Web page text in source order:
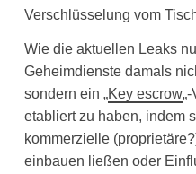
Verschlüsselung vom
Wie die aktuellen Leaks
Geheimdienste damals
sondern ein „Key escrow
etabliert zu haben, indem
kommerzielle
einbauen ließen oder